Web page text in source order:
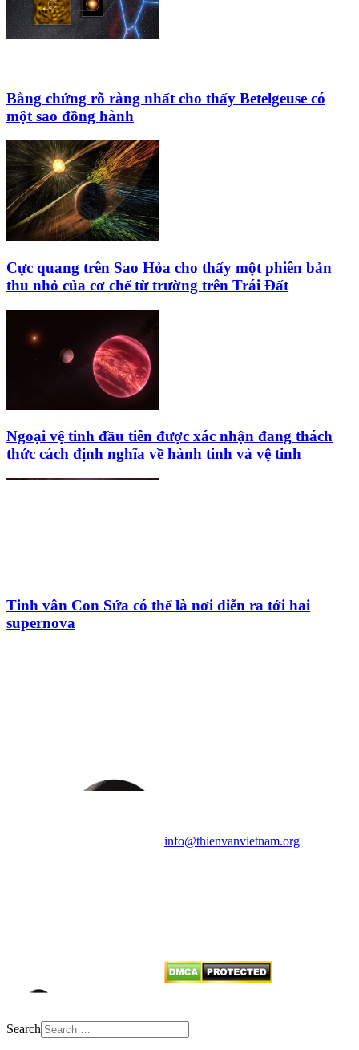
Bằng chứng rõ ràng nhất cho thấy Betelgeuse có
một sao đồng hành
Cực quang trên Sao Hỏa cho thấy một phiên bản
thu nhỏ của cơ chế từ trường trên Trái Đất
Ngoại vệ tinh đầu tiên được xác nhận đang thách
thức cách định nghĩa về hành tinh và vệ tinh
Tinh vân Con Sứa có thể là nơi diễn ra tới hai
supernova
info@thienvanvietnam.org
Search